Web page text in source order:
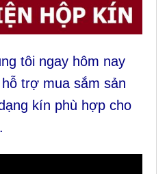
tôi ngay hôm nay
trợ mua sắm sản
kín phù hợp cho